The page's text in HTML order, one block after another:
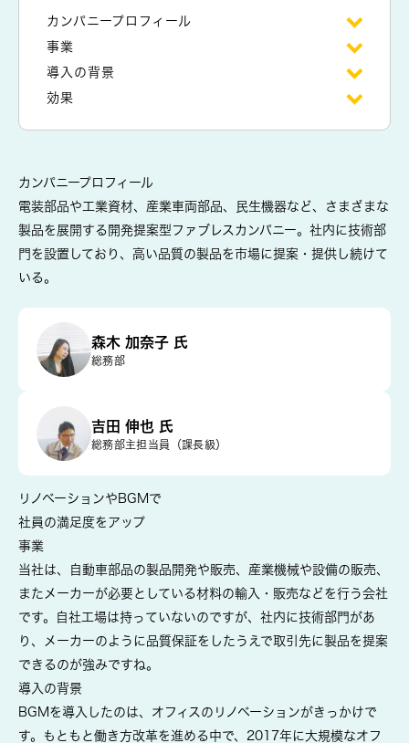
カンパニープロフィール
事業
導入の背景
効果
カンパニープロフィール
電装部品や工業資材、産業車両部品、民生機器など、さまざまな
製品を展開する開発提案型ファブレスカンパニー。社内に技術部
門を設置しており、高い品質の製品を市場に提案・提供し続けて
いる。
森木 加奈子 氏
総務部
吉田 伸也 氏
総務部主担当員（課長級）
リノベーションやBGMで
社員の満足度をアップ
事業
当社は、自動車部品の製品開発や販売、産業機械や設備の販売、
またメーカーが必要としている材料の輸入・販売などを行う会社
です。自社工場は持っていないのですが、社内に技術部門があ
り、メーカーのように品質保証をしたうえで取引先に製品を提案
できるのが強みですね。
導入の背景
BGMを導入したのは、オフィスのリノベーションがきっかけで
す。もともと働き方改革を進める中で、2017年に大規模なオフ